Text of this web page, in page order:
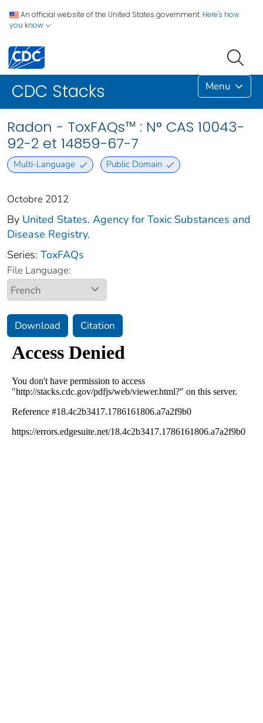
An official website of the United States government. Here's how
you know
CDC Stacks Menu
Radon - ToxFAQs™ : N° CAS 10043-
92-2 et 14859-67-7
Multi-Language Public Domain
Octobre 2012
By United States. Agency for Toxic Substances and
Disease Registry.
Series: ToxFAQs
File Language:
Download Citation